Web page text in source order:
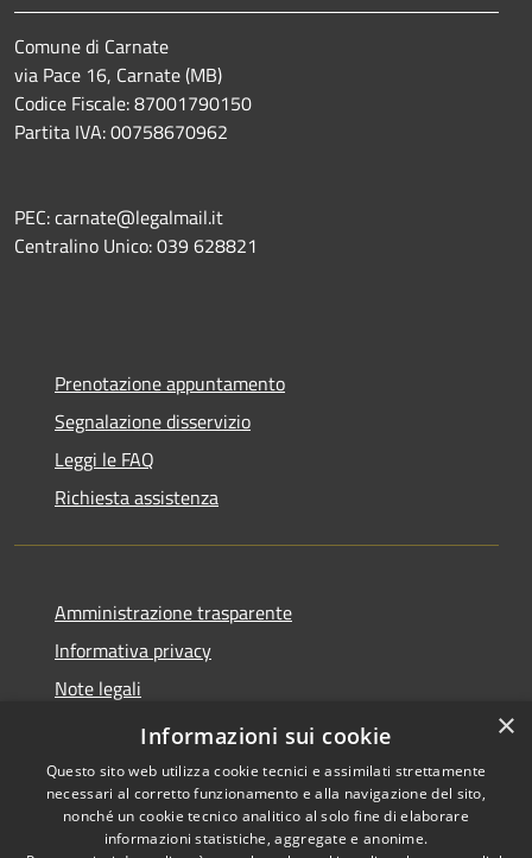
Comune di Carnate
via Pace 16, Carnate (MB)
Codice Fiscale: 87001790150
Partita IVA: 00758670962
PEC: carnate@legalmail.it
Centralino Unico: 039 628821
Prenotazione appuntamento
Segnalazione disservizio
Leggi le FAQ
Richiesta assistenza
Amministrazione trasparente
Informativa privacy
Note legali
Dichiarazione di accessibilità
Copyright © 2026 • Comune di
×
Informazioni sui cookie
Questo sito web utilizza cookie tecnici e assimilati strettamente
necessari al corretto funzionamento e alla navigazione del sito,
nonché un cookie tecnico analitico al solo fine di elaborare
informazioni statistiche, aggregate e anonime.